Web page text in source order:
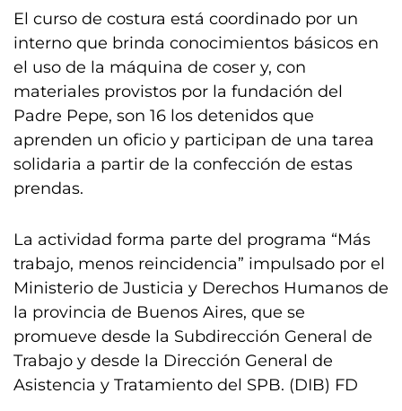
El curso de costura está coordinado por un
interno que brinda conocimientos básicos en
el uso de la máquina de coser y, con
materiales provistos por la fundación del
Padre Pepe, son 16 los detenidos que
aprenden un oficio y participan de una tarea
solidaria a partir de la confección de estas
prendas.
La actividad forma parte del programa “Más
trabajo, menos reincidencia” impulsado por el
Ministerio de Justicia y Derechos Humanos de
la provincia de Buenos Aires, que se
promueve desde la Subdirección General de
Trabajo y desde la Dirección General de
Asistencia y Tratamiento del SPB. (DIB) FD